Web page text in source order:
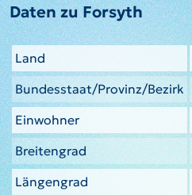
Daten zu Forsyth
Land
Bundesstaat/Provinz/Bezirk
Einwohner
Breitengrad
Längengrad